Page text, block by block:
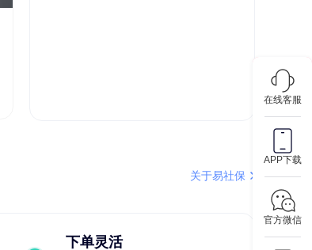
关于易社保
下单灵活
在线客服
APP下载
官方微信